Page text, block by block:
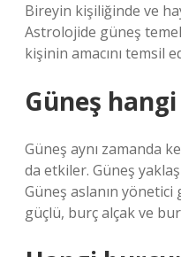
Bireyin kişiliğinde ve
Astrolojide güneş
kişinin amacını temsil
Güneş
Güneş aynı zamanda
da etkiler. Güneş
Güneş aslanın
güçlü, burç alçak ve